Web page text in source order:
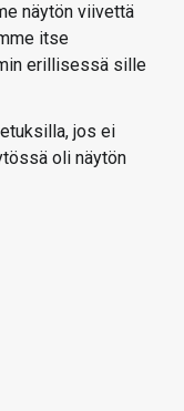
näytön viivettä
itse
erillisessä sille
jos ei
oli näytön